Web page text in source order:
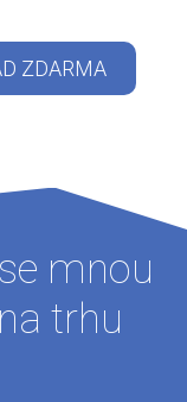
ZDARMA
mnou
trhu